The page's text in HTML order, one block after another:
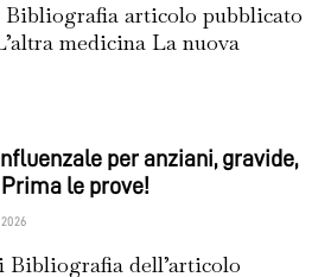
articolo pubblicato
medicina La nuova
per anziani, gravide,
le prove!
dell’articolo